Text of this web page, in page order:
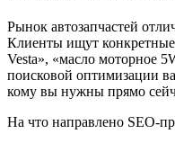
Рынок автозапчастей
Клиенты ищут
Vesta», «масло моторное
поисковой оптимизации
кому вы нужны прямо
На что направлено SEO-